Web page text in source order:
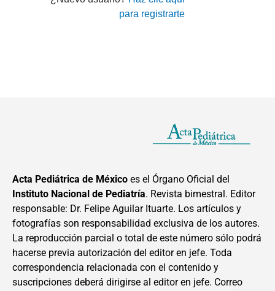
para registrarte
Acta Pediátrica de México es el Órgano Oficial del
Instituto Nacional de Pediatría. Revista bimestral. Editor
responsable: Dr. Felipe Aguilar Ituarte. Los artículos y
fotografías son responsabilidad exclusiva de los autores.
La reproducción parcial o total de este número sólo podrá
hacerse previa autorización del editor en jefe. Toda
correspondencia relacionada con el contenido y
suscripciones deberá dirigirse al editor en jefe. Correo